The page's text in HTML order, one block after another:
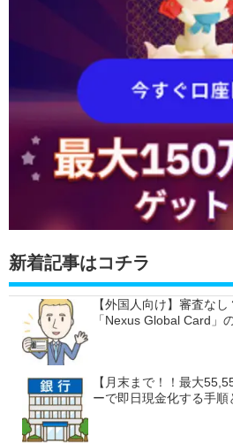
新着記事はコチラ
【外国人向け】審査な
「Nexus Global Card」
【月末まで！！最大
ーで即日現金化する手